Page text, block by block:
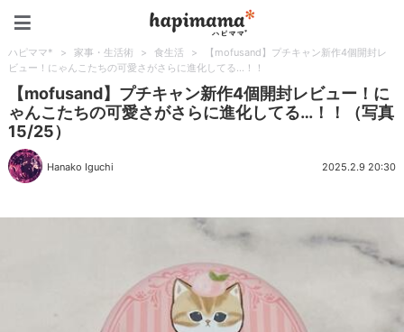
ハピママ* > 家事・生活術 > 食生活 >
【mofusand】プチキャン新作4個開封レ
ビュー！にゃんこたちの可愛さがさらに進化してる…！！
【mofusand】プチキャン新作4個開封レビュー！に
ゃんこたちの可愛さがさらに進化してる…！！（写真
15/25）
Hanako Iguchi 2025.2.9 20:30